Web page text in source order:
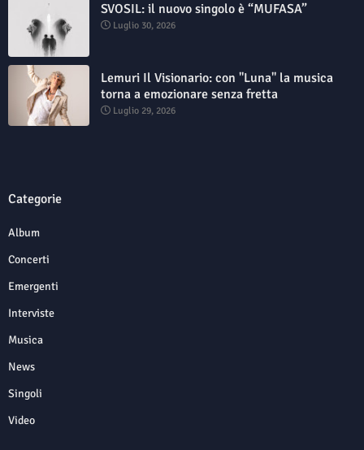
SVOSIL: il nuovo singolo è “MUFASA”
Luglio 30, 2026
Lemuri Il Visionario: con "Luna" la musica
torna a emozionare senza fretta
Luglio 29, 2026
Categorie
Album
Concerti
Emergenti
Interviste
Musica
News
Singoli
Video